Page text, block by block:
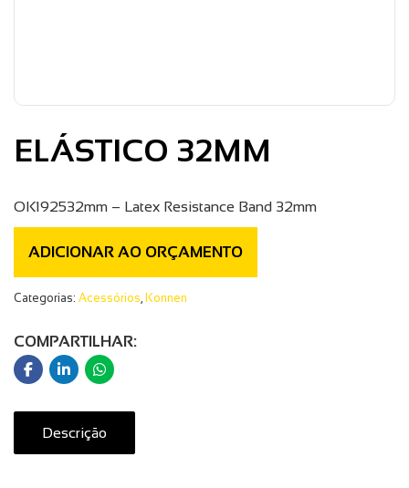
ELÁSTICO 32MM
OK192532mm – Latex Resistance Band 32mm
ADICIONAR AO ORÇAMENTO
Categorias: Acessórios Konnen
COMPARTILHAR:
Descrição